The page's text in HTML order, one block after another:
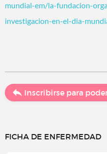
mundial-em/la-fundacion-
investigacion-en-el-dia-
Inscribirse para
FICHA DE ENFERMEDAD